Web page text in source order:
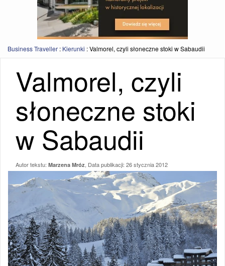
Business Traveller : Kierunki :Valmorel, czyli słoneczne stoki w Sabaudii
Valmorel, czyli
słoneczne stoki
w Sabaudii
Autor tekstu: Marzena Mróz , Data publikacji: 26 stycznia 2012